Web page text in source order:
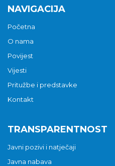
NAVIGACIJA
Početna
O nama
Povijest
Vijesti
Pritužbe i predstavke
Kontakt
TRANSPARENTNOST
Javni pozivi i natječaji
Javna nabava